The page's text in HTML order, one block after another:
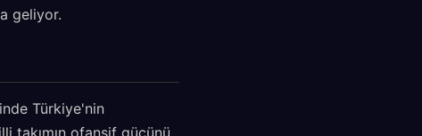
geliyor.
Türkiye'nin
takımın ofansif gücünü